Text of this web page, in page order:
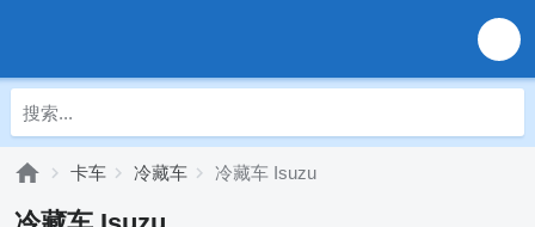
卡车 冷藏车 冷藏车 Isuzu